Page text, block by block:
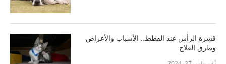
قشرة الرأس عند القطط.. الأسباب والأعراض
وطرق العلاج